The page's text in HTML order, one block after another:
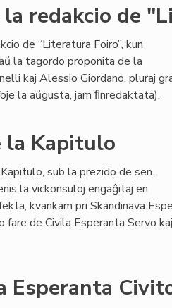
redakcio de
de “Literatura Foiro”, kun
la tagordo proponita de la
kaj Alessio Giordano, pluraj
la aŭgusta, jam ﬁnredaktata).
la Kapitulo
sub la prezido de sen.
la vickonsuloj engaĝitaj en
kvankam pri Skandinava
fare de Civila Esperanta Servo
Esperanta